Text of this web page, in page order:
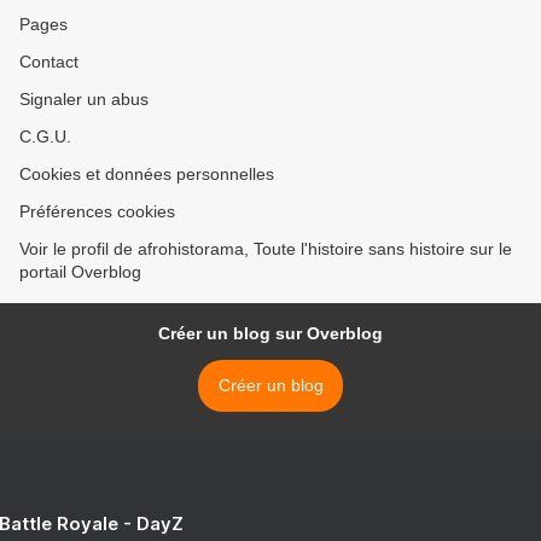
Pages
Contact
Signaler un abus
C.G.U.
Cookies et données personnelles
Préférences cookies
Voir le profil de afrohistorama, Toute l'histoire sans histoire sur le
portail Overblog
Créer un blog sur Overblog
Créer un blog
Royale - DayZ